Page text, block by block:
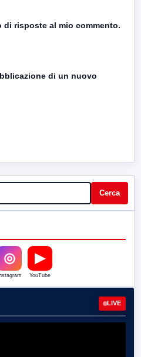
di risposte al mio commento.
di un nuovo
Cerca
◎ ▶
YouTube
LIVE